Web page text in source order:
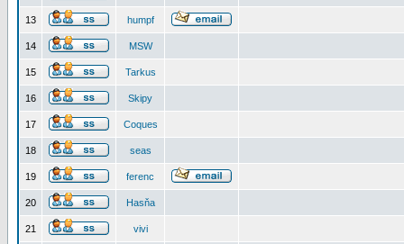
13 humpf
14 MSW
15 Tarkus
16 Skipy
17 Coques
18 seas
19 ferenc
20 Hasňa
21 vivi